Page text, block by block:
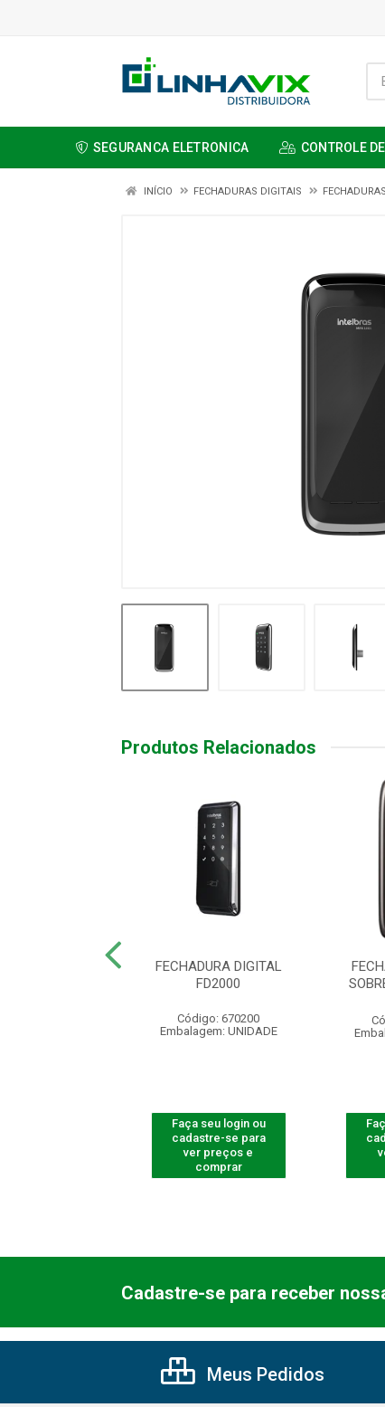
SEGURANCA ELETRONICA CONTROLE
INÍCIO FECHADURAS DIGITAIS
Produtos Relacionados
FECHADURA DIGITAL
FD2000
Código: 670200
Embalagem: UNIDADE
Faça seu login ou
cadastre-se para
ver preços e
comprar
Cadastre-se para receber
Meus Pedidos